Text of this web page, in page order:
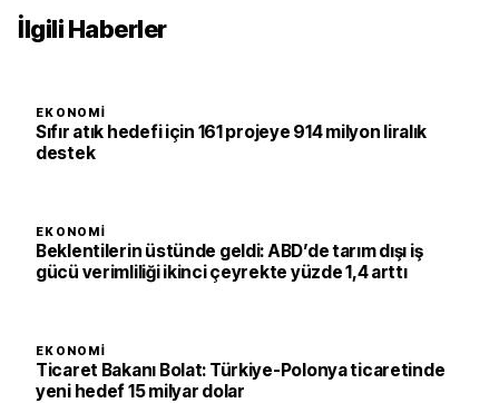
İlgili Haberler
EKONOMI
Sıfır atık hedefi için 161 projeye 914 milyon liralık
destek
EKONOMI
Beklentilerin üstünde geldi: ABD’de tarım dışı iş
gücü verimliliği ikinci çeyrekte yüzde 1,4 arttı
EKONOMI
Ticaret Bakanı Bolat: Türkiye-Polonya ticaretinde
yeni hedef 15 milyar dolar